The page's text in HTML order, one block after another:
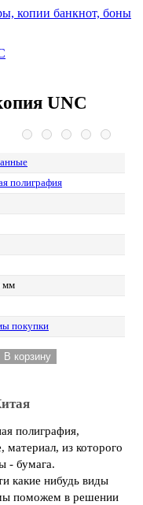
копии банкнот, боны
UNC
полиграфия
мм
покупки
полиграфия,
материал, из которого
- бумага.
какие нибудь виды
поможем в решении